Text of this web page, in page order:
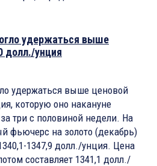
удержаться выше
долл./унция
удержаться выше ценовой
которую оно накануне
три с половиной недели. На
фьючерс на золото (декабрь)
1347,9 долл./унция. Цена
составляет 1341,1 долл./